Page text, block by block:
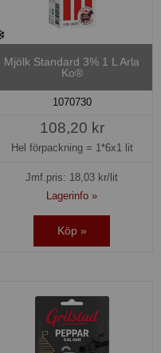
Mjölk Standard 3% 1 L Arla
Ko®
1070730
108,20 kr
Hel förpackning = 1*6x1 lit
Jmf.pris: 18,03 kr/lit
Lagerinfo »
Köp »